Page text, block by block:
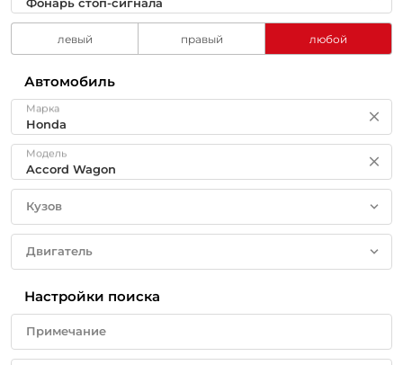
левый правый любой
Автомобиль
Марка
Модель
Кузов
Двигатель
Настройки поиска
Примечание